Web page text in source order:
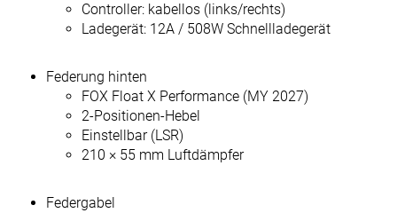
Controller: kabellos (links/rechts)
Ladegerät: 12A / 508W Schnellladegerät
Federung hinten
FOX Float X Performance (MY 2027)
2-Positionen-Hebel
Einstellbar (LSR)
210 × 55 mm Luftdämpfer
Federgabel